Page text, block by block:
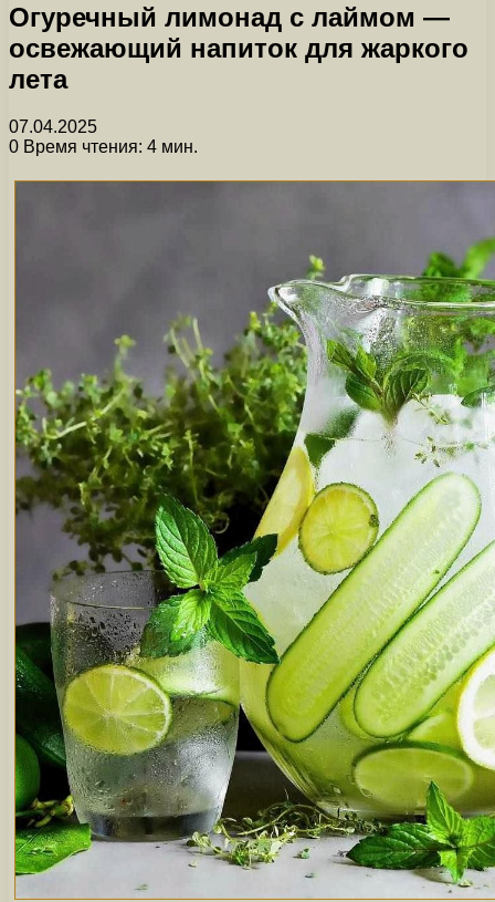
Огуречный лимонад с лаймом —
освежающий напиток для жаркого
лета
07.04.2025
0 Время чтения: 4 мин.